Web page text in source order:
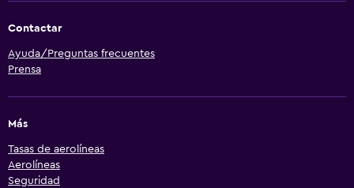
Contactar
Ayuda/Preguntas frecuentes
Prensa
Más
Tasas de aerolíneas
Aerolíneas
Seguridad